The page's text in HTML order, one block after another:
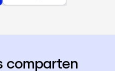
comparten